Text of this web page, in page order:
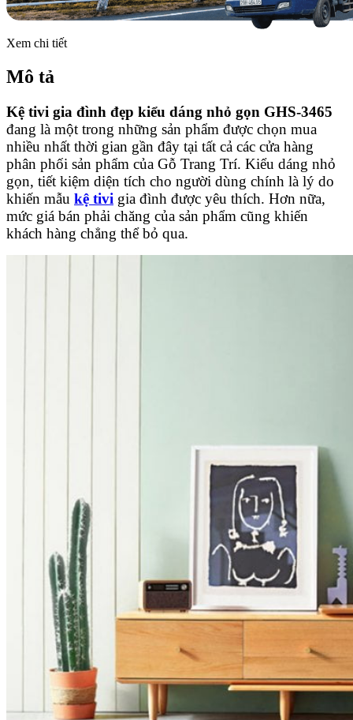
Xem chi tiết
Mô tả
Kệ tivi gia đình đẹp kiểu dáng nhỏ gọn GHS-3465
đang là một trong những sản phẩm được chọn mua
nhiều nhất thời gian gần đây tại tất cả các cửa hàng
phân phối sản phẩm của Gỗ Trang Trí. Kiểu dáng nhỏ
gọn, tiết kiệm diện tích cho người dùng chính là lý do
khiến mẫu kệ tivi gia đình được yêu thích. Hơn nữa,
mức giá bán phải chăng của sản phẩm cũng khiến
khách hàng chẳng thể bỏ qua.